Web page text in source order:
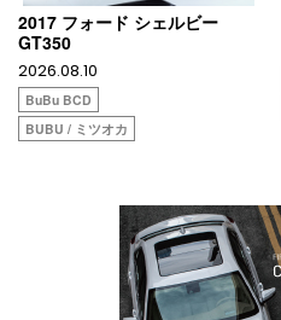
2017 フォード シェルビー
GT350
2026.08.10
BuBu BCD
BUBU / ミツオカ